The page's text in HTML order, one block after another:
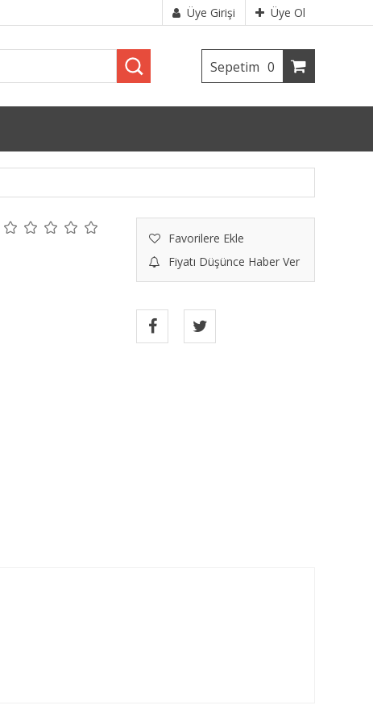
Üye Girişi Üye Ol
Sepetim 0
Favorilere Ekle
Fiyatı Düşünce Haber Ver